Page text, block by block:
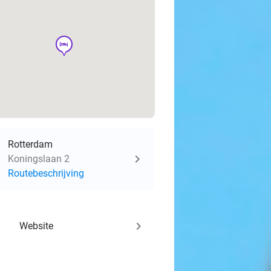
hotel
Rotterdam
Koningslaan 2
Routebeschrijving
Website keyboard_arrow_right